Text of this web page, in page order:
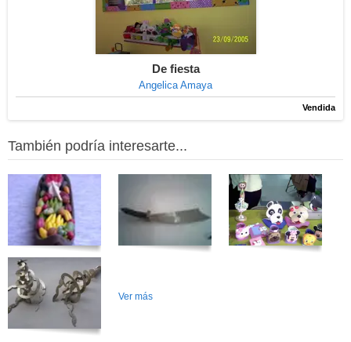
De fiesta
Angelica Amaya
Vendida
También podría interesarte...
Ver más